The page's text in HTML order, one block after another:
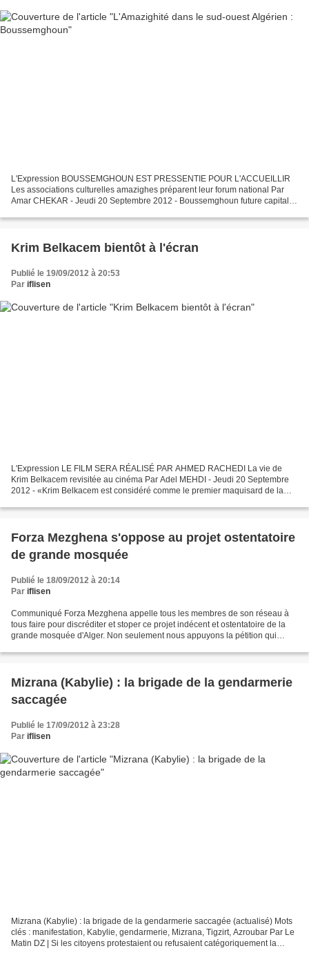
L'Expression BOUSSEMGHOUN EST PRESSENTIE POUR L'ACCUEILLIR
Les associations culturelles amazighes préparent leur forum national Par
Amar CHEKAR - Jeudi 20 Septembre 2012 - Boussemghoun future capitale
Krim Belkacem bientôt à l'écran
Publié le 19/09/2012 à 20:53
Par iflisen
L'Expression LE FILM SERA RÉALISÉ PAR AHMED RACHEDI La vie de
Krim Belkacem revisitée au cinéma Par Adel MEHDI - Jeudi 20 Septembre
2012 - «Krim Belkacem est considéré comme le premier maquisard de la
Forza Mezghena s'oppose au projet ostentatoire
de grande mosquée
Publié le 18/09/2012 à 20:14
Par iflisen
Communiqué Forza Mezghena appelle tous les membres de son réseau à
tous faire pour discréditer et stoper ce projet indécent et ostentatoire de la
grande mosquée d'Alger. Non seulement nous appuyons la pétition qui
Mizrana (Kabylie) : la brigade de la gendarmerie
saccagée
Publié le 17/09/2012 à 23:28
Par iflisen
Mizrana (Kabylie) : la brigade de la gendarmerie saccagée (actualisé) Mots
clés : manifestation, Kabylie, gendarmerie, Mizrana, Tigzirt, Azroubar Par Le
Matin DZ | Si les citoyens protestaient ou refusaient catégoriquement la